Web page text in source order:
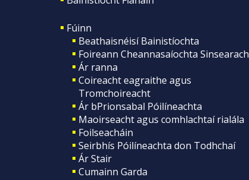
Fúinn
Beathaisnéisí Bainistíochta
Foireann Cheannasaíochta Sinsearach
Ár ranna
Coireacht eagraithe agus
Tromchoireacht
Ár bPrionsabal Póilíneachta
Maoirseacht agus comhlachtaí rialála
Foilseacháin
Seirbhís Póilíneachta don Todhchaí
Ár Stair
Cumainn Garda